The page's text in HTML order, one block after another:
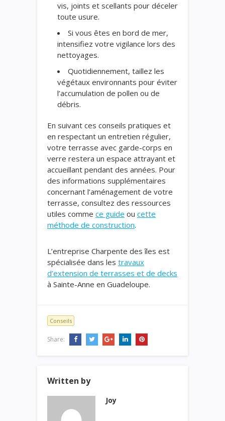
vis, joints et scellants pour déceler
toute usure.
Si vous êtes en bord de mer,
intensifiez votre vigilance lors des
nettoyages.
Quotidiennement, taillez les
végétaux environnants pour éviter
l’accumulation de pollen ou de
débris.
En suivant ces conseils pratiques et
en respectant un entretien régulier,
votre terrasse avec garde-corps en
verre restera un espace attrayant et
accueillant pendant des années. Pour
des informations supplémentaires
concernant l’aménagement de votre
terrasse, consultez des ressources
utiles comme ce guide ou cette
méthode de construction.
L’entreprise Charpente des îles est
spécialisée dans les travaux
d’extension de terrasses et de decks
à Sainte-Anne en Guadeloupe.
Conseils
Share:
Written by
Joy